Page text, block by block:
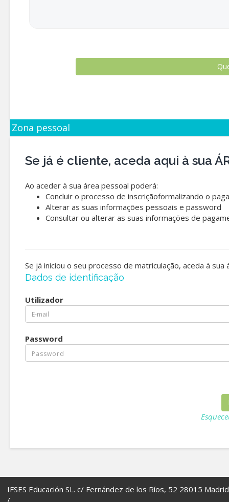
Zona pessoal
Se já é cliente, aceda aqui à sua
Ao aceder à sua área pessoal poderá:
Concluir o processo de inscriçãoformalizando o
Alterar as suas informações pessoais e password
Consultar ou alterar as suas informações de
Se já iniciou o seu processo de matriculação, aceda à
Dados de identificação
Utilizador
Password
IFSES Educación SL. c/ Fernández de los Ríos, 52 28015